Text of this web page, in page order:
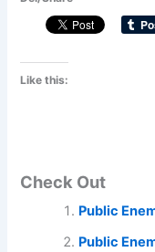
Like this:
Check Out
Public
Public